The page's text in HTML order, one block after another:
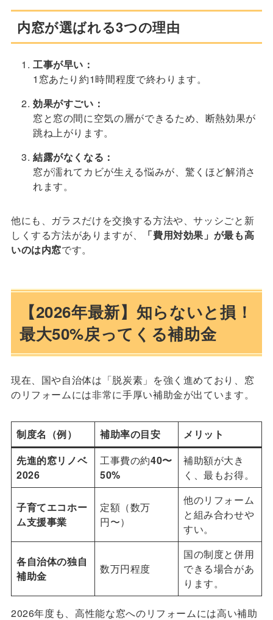
内窓が選ばれる3つの理由
工事が早い：
1窓あたり約1時間程度で終わります。
効果がすごい：
窓と窓の間に空気の層ができるため、断熱効果が
跳ね上がります。
結露がなくなる：
窓が濡れてカビが生える悩みが、驚くほど解消さ
れます。
他にも、ガラスだけを交換する方法や、サッシごと新
しくする方法がありますが、
「費用対効果」が最も高
いのは内窓です。
【2026年最新】知らないと損！
最大50%戻ってくる補助金
現在、国や自治体は「脱炭素」を強く進めており、窓
のリフォームには非常に手厚い補助金が出ています。
制度名（例） 補助率の目安
メリット
先進的窓リノベ
2026
工事費の約40〜
50%
補助額が大き
く、最もお得。
子育てエコホー
ム支援事業
定額（数万
円〜）
他のリフォーム
と組み合わせや
すい。
各自治体の独自
補助金
数万円程度
国の制度と併用
できる場合があ
ります。
2026年度も、高性能な窓へのリフォームには高い補助